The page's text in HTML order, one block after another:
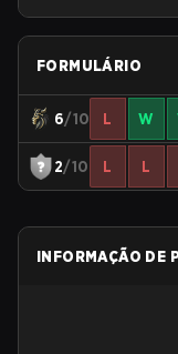
FORMULÁRIO
6/10 L W
2/10 L L
INFORMAÇÃO DE